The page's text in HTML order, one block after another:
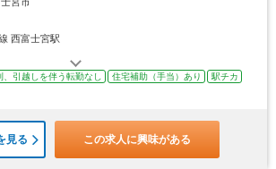
西富士宮駅
、引越しを伴う転勤なし 住宅補助（手当）あり
駅チカ
見る この求人に興味がある